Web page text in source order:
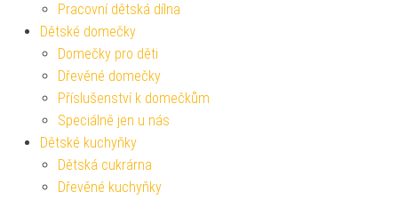
Pracovní dětská dílna
Dětské domečky
Domečky pro děti
Dřevěné domečky
Příslušenství k domečkům
Speciálně jen u nás
Dětské kuchyňky
Dětská cukrárna
Dřevěné kuchyňky